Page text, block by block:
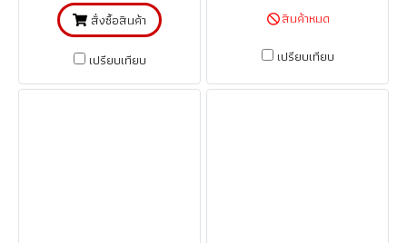
สั่งซื้อสินค้า
เปรียบเทียบ
สินค้าหมด
เปรียบเทียบ